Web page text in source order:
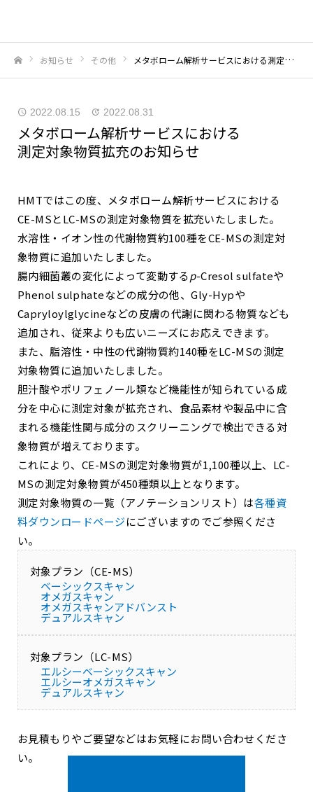
お知らせ その他 メタボローム解析サービスにおける測定対象物質拡充のお知らせ
2022.08.15 2022.08.31
メタボローム解析サービスにおける
測定対象物質拡充のお知らせ
HMTではこの度、メタボローム解析サービスにおける
CE-MSとLC-MSの測定対象物質を拡充いたしました。
水溶性・イオン性の代謝物質約100種をCE-MSの測定対
象物質に追加いたしました。
腸内細菌叢の変化によって変動するp-Cresol sulfateや
Phenol sulphateなどの成分の他、Gly-Hypや
Capryloylglycineなどの皮膚の代謝に関わる物質なども
追加され、従来よりも広いニーズにお応えできます。
また、脂溶性・中性の代謝物質約140種をLC-MSの測定
対象物質に追加いたしました。
胆汁酸やポリフェノール類など機能性が知られている成
分を中心に測定対象が拡充され、食品素材や製品中に含
まれる機能性関与成分のスクリーニングで検出できる対
象物質が増えております。
これにより、CE-MSの測定対象物質が1,100種以上、LC-
MSの測定対象物質が450種類以上となります。
測定対象物質の一覧（アノテーションリスト）は各種資
料ダウンロードページにございますのでご参照くださ
い。
対象プラン（CE-MS）
ベーシックスキャン
オメガスキャン
オメガスキャンアドバンスト
デュアルスキャン
対象プラン（LC-MS）
エルシーベーシックスキャン
エルシーオメガスキャン
デュアルスキャン
お見積もりやご要望などはお気軽にお問い合わせくださ
い。